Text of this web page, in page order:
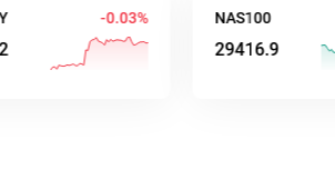
NAS100
29416.9